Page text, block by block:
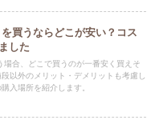
買うならどこが安い？コス
した
場合、どこで買うのが一番安く買えそ
以外のメリット・デメリットも考慮し
入場所を紹介します。